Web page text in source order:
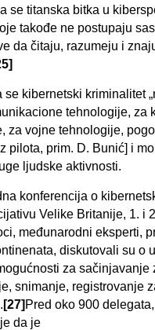
se titanska bitka u
takođe ne postupaju
da čitaju, razumeju i
se kibernetski kriminalitet
tehnologije, za
za vojne tehnologije,
pilota, prim. D. Bunić] i
ljudske aktivnosti.
konferencija o
Velike Britanije, 1. i
međunarodni eksperti,
diskutovali su o
za
snimanje, registrovanje
[27]Pred oko 900
da je